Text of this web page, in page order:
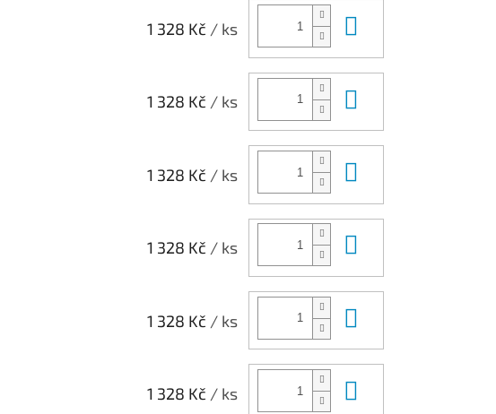
1 328 Kč / ks
1 328 Kč / ks
1 328 Kč / ks
1 328 Kč / ks
1 328 Kč / ks
1 328 Kč / ks